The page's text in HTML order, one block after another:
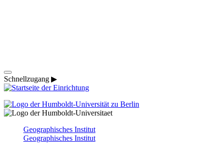
Schnellzugang ▶
Geographisches Institut
Geographisches Institut